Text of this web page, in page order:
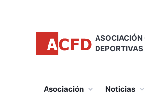
ASOCIACIÓN
DEPORTIVAS
Principal
Asociación Noticias